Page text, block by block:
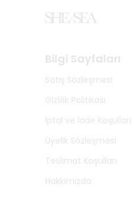
Bilgi Sayfaları
Satış Sözleşmesi
Gizlilik Politikası
İptal ve İade Koşulları
Üyelik Sözleşmesi
Teslimat Koşulları
Hakkımızda